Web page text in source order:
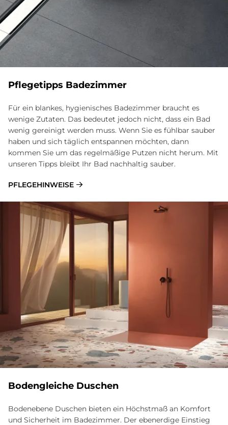
Pflegetipps Badezimmer
Für ein blankes, hygienisches Badezimmer braucht es
wenige Zutaten. Das bedeutet jedoch nicht, dass ein Bad
wenig gereinigt werden muss. Wenn Sie es fühlbar sauber
haben und sich täglich entspannen möchten, dann
kommen Sie um das regelmäßige Putzen nicht herum. Mit
unseren Tipps bleibt Ihr Bad nachhaltig sauber.
PFLEGEHINWEISE
Bodengleiche Duschen
Bodenebene Duschen bieten ein Höchstmaß an Komfort
und Sicherheit im Badezimmer. Der ebenerdige Einstieg